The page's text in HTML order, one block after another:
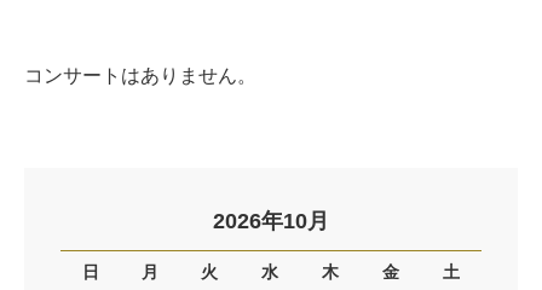
コンサートはありません。
2026年10月
日 月 火 水 木 金 土